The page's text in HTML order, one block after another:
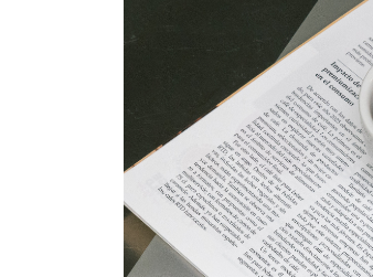
FORMACIONES
el café siempre tiene algo nuevo que enseñarnos
BOLSA DE TRABAJO
¡te imaginas vivir de tu pasión por el café?
¡queremos saber de ti!